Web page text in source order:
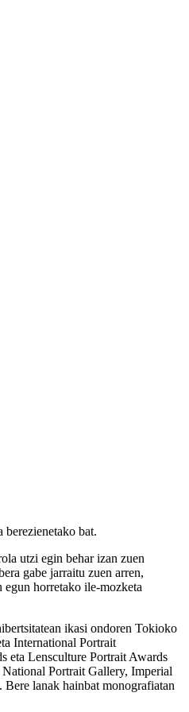
bat.
utzi egin behar izan zuen
gabe jarraitu zuen arren,
egun horretako ile-mozketa
ikasi ondoren Tokioko
International Portrait
eta Lensculture Portrait Awards
Portrait Gallery, Imperial
lanak hainbat monografiatan